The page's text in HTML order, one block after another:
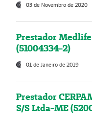
03 de Novembro de 2020
Prestador
(51004334-2)
01 de Janeiro de 2019
Prestador
S/S Ltda-ME